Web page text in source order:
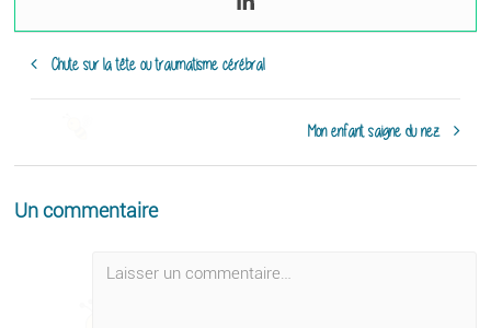
Chute sur la tête ou traumatisme cérébral
Mon enfant saigne du nez
Un commentaire